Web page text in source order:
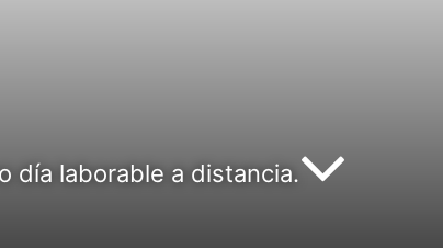
día laborable a distancia.